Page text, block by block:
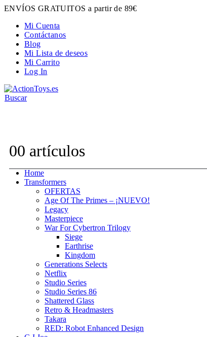
ENVÍOS GRATUITOS a partir de 89€
Mi Cuenta
Contáctanos
Blog
Mi Lista de deseos
Mi Carrito
Log In
Buscar
00 artículos
Home
Transformers
OFERTAS
Age Of The Primes – ¡NUEVO!
Legacy
Masterpiece
War For Cybertron Trilogy
Siege
Earthrise
Kingdom
Generations Selects
Netflix
Studio Series
Studio Series 86
Shattered Glass
Retro & Headmasters
Takara
RED: Robot Enhanced Design